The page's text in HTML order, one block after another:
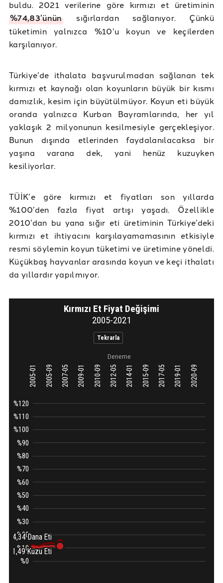
buldu. 2021 verilerine göre kırmızı et üretiminin
%74,83’ününsığırlardan sağlanıyor. Çünkü
tüketimin yalnızca %10’u koyun ve keçilerden
karşılanıyor.
Türkiye’de ithalata başvurulmadan sağlanan tek
kırmızı et kaynağı olan koyunların büyük bir kısmı
damızlık, kesim için büyütülmüyor. Koyun eti büyük
oranda yalnızca Kurban Bayramlarında, her yıl
yaklaşık 2 milyonunun kesilmesiyle gerçekleşiyor.
Bunun dışında etlerinden faydalanılacaksa bir
yaşına varana dek, yani henüz kuzuyken
kesiliyorlar.
TÜİK’e göre kırmızı et fiyatları son yıllarda
%100’den fazla fiyat artışı yaşadı. Özellikle
2010’dan bu yana sığır eti üretiminin Türkiye’deki
kırmızı et ihtiyacını karşılayamamasının etkisiyle
resmi söylemin koyun tüketimi ve üretimine yöneldi.
Küçükbaş hayvanlar arasında koyun ve keçi ithalatı
da yıllardır yapılmıyor.